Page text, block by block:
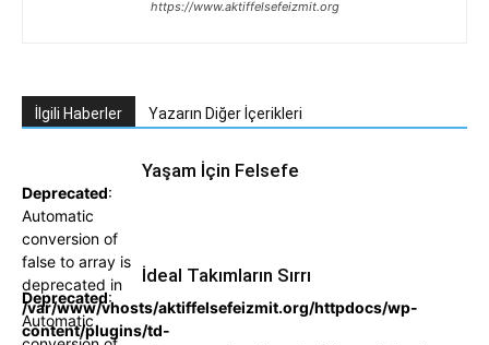
https://www.aktiffelsefeizmit.org
İlgili Haberler Yazarın Diğer İçerikleri
Deprecated:
Automatic
conversion of
false to array is
deprecated in
/var/www/vhosts/aktiffelsefeizmit.org/httpdocs/wp-
content/plugins/td-
Yaşam İçin Felsefe
Deprecated:
Automatic
İdeal Takımların Sırrı